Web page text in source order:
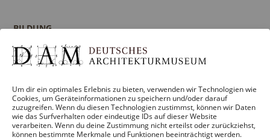
Um dir ein optimales Erlebnis zu bieten, verwenden wir Technologien wie
Cookies, um Geräteinformationen zu speichern und/oder darauf
zuzugreifen. Wenn du diesen Technologien zustimmst, können wir Daten
wie das Surfverhalten oder eindeutige IDs auf dieser Website
verarbeiten. Wenn du deine Zustimmung nicht erteilst oder zurückziehst,
können bestimmte Merkmale und Funktionen beeinträchtigt werden.
BILDUNG
Programm
Führungen und Touren
Ansprechpartner